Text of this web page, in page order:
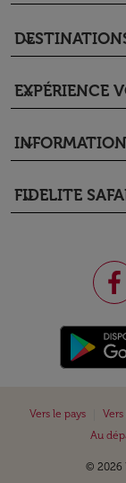
keyboard_arrow_down
EXPÉRIENCE
keyboard_arrow_down
INFORMATION
keyboard_arrow_down
FIDELITE
keyboard_arrow_down
Vers le pays
Au
© 2026